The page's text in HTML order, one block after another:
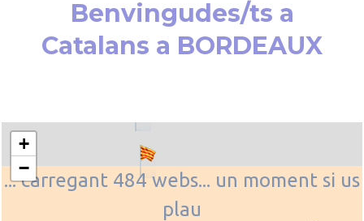
Benvingudes/ts a
Catalans a BORDEAUX
... carregant 484 webs... un moment si us
plau
+
−